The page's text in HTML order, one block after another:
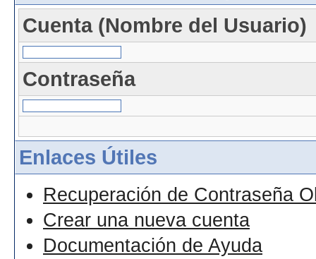
Cuenta (Nombre del Usuario)
Contraseña
Enlaces Útiles
Recuperación de Contraseña
Crear una nueva cuenta
Documentación de Ayuda